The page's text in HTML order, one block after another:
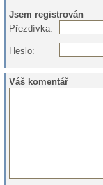
Jsem registrován
Přezdívka:
Heslo:
Váš komentář